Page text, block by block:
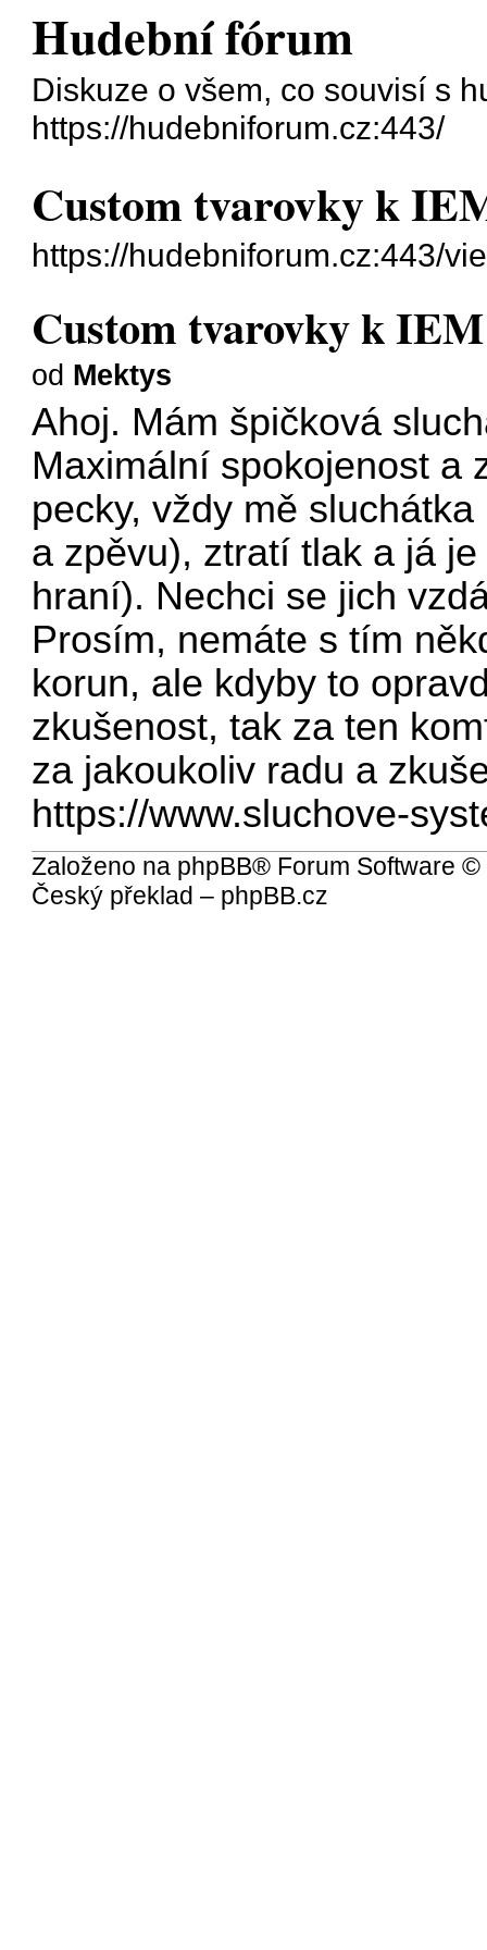
Hudební fórum
Diskuze o všem, co souvisí s
https://hudebniforum.cz:443/
Custom tvarovky k
https://hudebniforum.cz:443/
Custom tvarovky k
od Mektys
Ahoj. Mám špičková
Maximální spokojenost a
pecky, vždy mě
a zpěvu), ztratí tlak a já
hraní). Nechci se jich
Prosím, nemáte s tím
korun, ale kdyby to
zkušenost, tak za ten
za jakoukoliv radu a
https://www.sluchove-
Založeno na phpBB® Forum Software ©
Český překlad – phpBB.cz